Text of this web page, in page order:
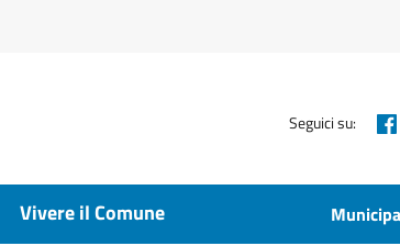
Seguici su:
Vivere il Comune